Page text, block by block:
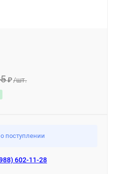
₽/шт.
поступлении
602-11-28